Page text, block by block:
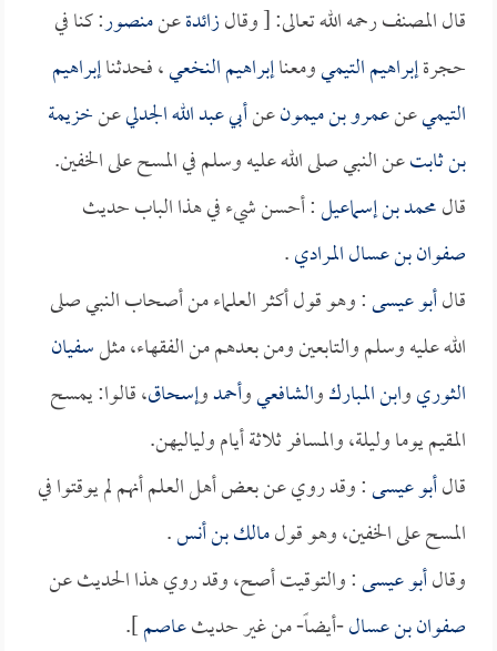
قال المصنف رحمه الله تعالى: [ وقالزائدةعنمنصور: كنا في
حجرةإبراهيم التيميومعناإبراهيم النخعي، فحدثناإبراهيم
التيميعنعمرو بن ميمونعنأبي عبد الله الجدليعنخزيمة
بن ثابتعن النبي صلى الله عليه وسلم في المسح على الخفين.
قالمحمد بن إسماعيل: أحسن شيء في هذا الباب حديث
صفوان بن عسال المرادي.
قالأبو عيسى: وهو قول أكثر العلماء من أصحاب النبي صلى
الله عليه وسلم والتابعين ومن بعدهم من الفقهاء، مثلسفيان
الثوريوابن المباركوالشافعيوأحمدوإسحاق، قالوا: يمسح
المقيم يوما وليلة، والمسافر ثلاثة أيام ولياليهن.
قالأبو عيسى: وقد روي عن بعض أهل العلم أنهم لم يوقتوا في
المسح على الخفين، وهو قولمالك بن أنس.
وقالأبو عيسى: والتوقيت أصح، وقد روي هذا الحديث عن
صفوان بن عسال-أيضاً- من غير حديثعاصم].